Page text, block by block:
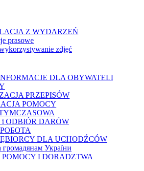
Z WYDARZEŃ
prasowe
zdjęć
DLA OBYWATELI
PRZEPISÓW
POMOCY
ODBIÓR DARÓW
РОБОТА
DLA UCHODŹCÓW
України
I DORADZTWA